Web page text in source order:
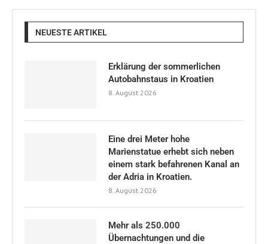
NEUESTE ARTIKEL
Erklärung der sommerlichen
Autobahnstaus in Kroatien
8. August 2026
Eine drei Meter hohe
Marienstatue erhebt sich neben
einem stark befahrenen Kanal an
der Adria in Kroatien.
8. August 2026
Mehr als 250.000
Übernachtungen und die